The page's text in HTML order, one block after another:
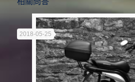
2018-05-25